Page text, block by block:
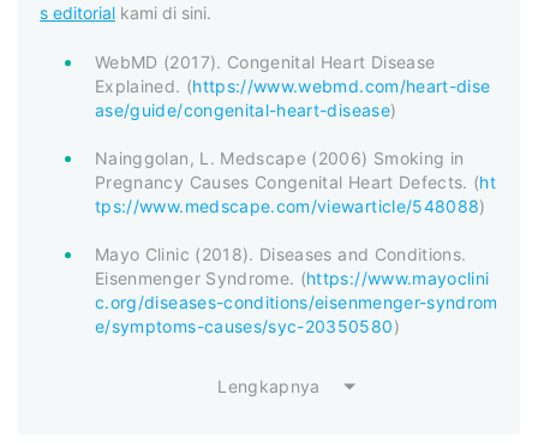
s editorial kami di sini.
WebMD (2017). Congenital Heart Disease
Explained. (https://www.webmd.com/heart-dise
ase/guide/congenital-heart-disease)
Nainggolan, L. Medscape (2006) Smoking in
Pregnancy Causes Congenital Heart Defects. (ht
tps://www.medscape.com/viewarticle/548088)
Mayo Clinic (2018). Diseases and Conditions.
Eisenmenger Syndrome. (https://www.mayoclini
c.org/diseases-conditions/eisenmenger-syndrom
e/symptoms-causes/syc-20350580)
Lengkapnya